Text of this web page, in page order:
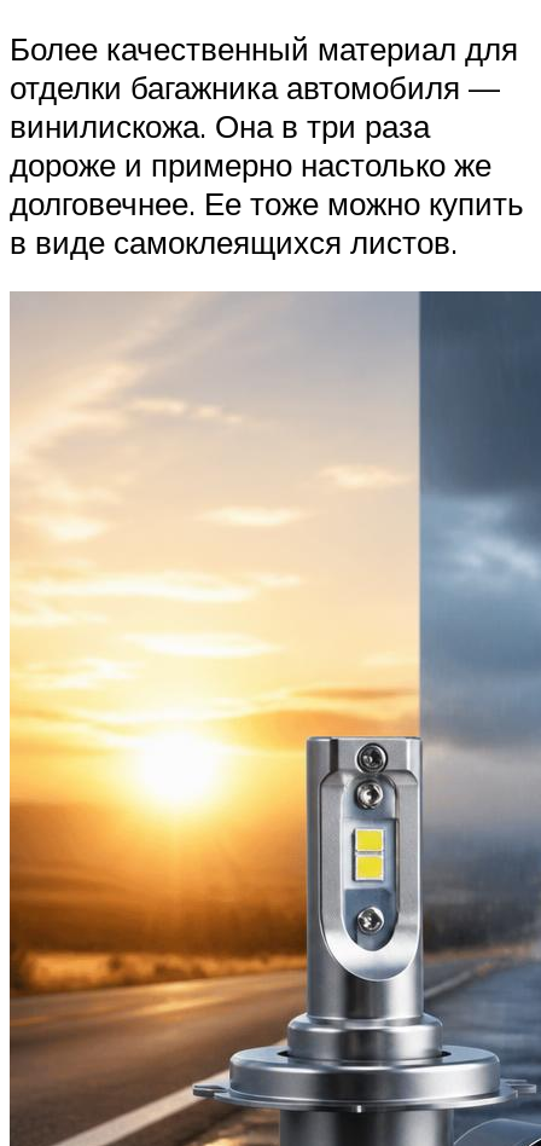
Более качественный материал для
отделки багажника автомобиля —
винилискожа. Она в три раза
дороже и примерно настолько же
долговечнее. Ее тоже можно купить
в виде самоклеящихся листов.